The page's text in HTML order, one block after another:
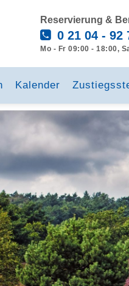
Reservierung &
0 21 04 -
Mo - Fr 09:00 - 18:00,
Kalender